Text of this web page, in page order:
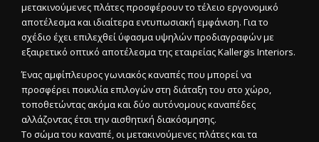
μετακινούμενες πλάτες προσφέρουν το τέλειο εργονομικό
αποτέλεσμα και ιδιαίτερα εντυπωσιακή εμφάνιση. Για το
σχέδιο έχει επιλεχθεί ύφασμα υψηλών προδιαγραφών με
εξαιρετικό οπτικό αποτέλεσμα της εταιρείας Kallergis Interiors.
Ένας αμφίπλευρος γωνιακός καναπές που μπορεί να
προσφέρει ποικιλία επιλογών στη διάταξη του στο χώρο,
τοποθετώντας ακόμα και δύο αυτόνομους καναπέδες
αλλάζοντας έτσι την αισθητική διακόσμησης.
Το σώμα του καναπέ, οι μετακινούμενες πλάτες και τα